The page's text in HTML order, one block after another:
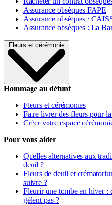
Assurance obsèques FAPE
Assurance obsèques :
Assurance obsèques : La
Fleurs et cérémonie
Hommage au défunt
Fleurs et cérémonies
Faire livrer des fleurs pour
Créer votre espace
Pour vous aider
Quelles alternatives aux
deuil ?
Fleurs de deuil et
suivre ?
Fleurir une tombe en hiver :
gèlent pas ?